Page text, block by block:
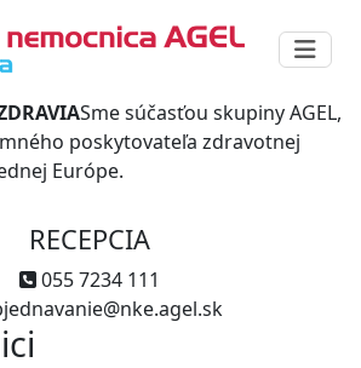
Sme súčasťou skupiny AGEL,
poskytovateľa zdravotnej
Európe.
RECEPCIA
055 7234 111